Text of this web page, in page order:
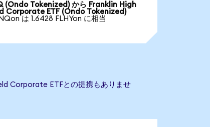
(Ondo Tokenized) から Franklin High
Corporate ETF (Ondo Tokenized)
は 1.6428 FLHYon に相当
Corporate ETFとの提携もありませ